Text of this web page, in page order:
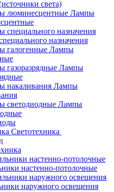
света)
Лампы
назначения
Лампы
Лампы
Лампы
Лампы
Светотехника
настенно-потолочные
наружного освещения